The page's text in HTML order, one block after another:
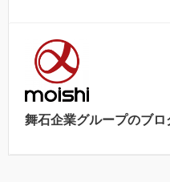
舞石企業グループのブロ